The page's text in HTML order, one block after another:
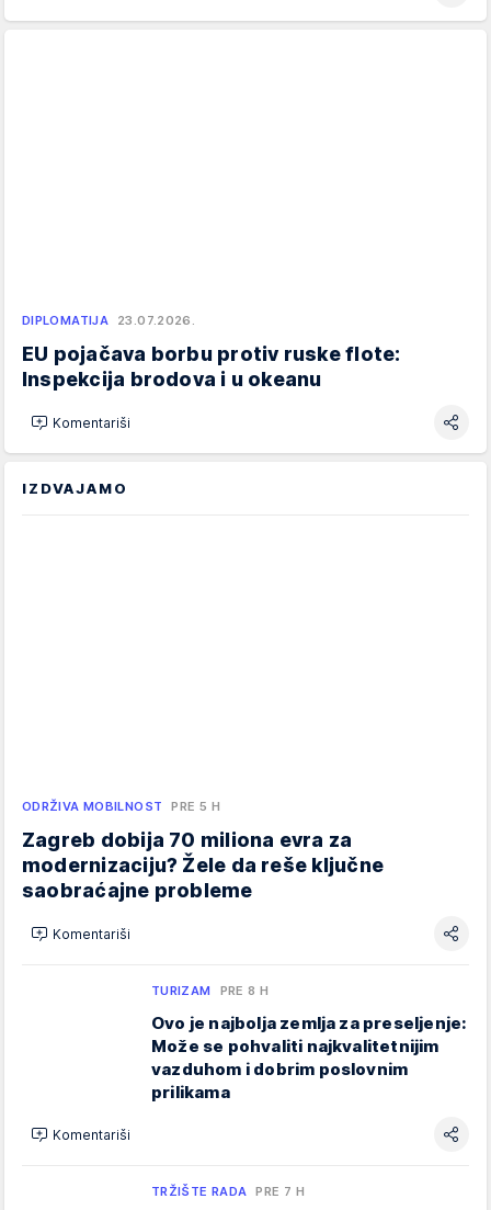
DIPLOMATIJA 23.07.2026.
EU pojačava borbu protiv ruske flote:
Inspekcija brodova i u okeanu
Komentariši
IZDVAJAMO
ODRŽIVA MOBILNOST PRE 5 H
Zagreb dobija 70 miliona evra za
modernizaciju? Žele da reše ključne
saobraćajne probleme
Komentariši
TURIZAM PRE 8 H
Ovo je najbolja zemlja za preseljenje:
Može se pohvaliti najkvalitetnijim
vazduhom i dobrim poslovnim
prilikama
Komentariši
TRŽIŠTE RADA PRE 7 H